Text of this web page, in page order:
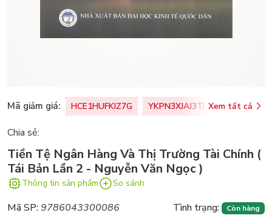
Mã giảm giá: HCE1HUFKIZ7G YKPN3XJAJ3TJ Xem tất cả
Chia sẻ:
Tiền Tệ Ngân Hàng Và Thị Trường Tài Chính (
Tái Bản Lần 2 - Nguyễn Văn Ngọc )
Thông tin sản phẩm So sánh
Mã SP:9786043300086 Tình trạng: Còn hàng